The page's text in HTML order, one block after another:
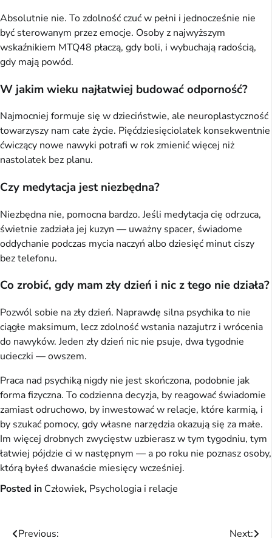
Absolutnie nie. To zdolność czuć w pełni i jednocześnie nie
być sterowanym przez emocje. Osoby z najwyższym
wskaźnikiem MTQ48 płaczą, gdy boli, i wybuchają radością,
gdy mają powód.
W jakim wieku najłatwiej budować odporność?
Najmocniej formuje się w dzieciństwie, ale neuroplastyczność
towarzyszy nam całe życie. Pięćdziesięciolatek konsekwentnie
ćwiczący nowe nawyki potrafi w rok zmienić więcej niż
nastolatek bez planu.
Czy medytacja jest niezbędna?
Niezbędna nie, pomocna bardzo. Jeśli medytacja cię odrzuca,
świetnie zadziała jej kuzyn — uważny spacer, świadome
oddychanie podczas mycia naczyń albo dziesięć minut ciszy
bez telefonu.
Co zrobić, gdy mam zły dzień i nic z tego nie działa?
Pozwól sobie na zły dzień. Naprawdę silna psychika to nie
ciągłe maksimum, lecz zdolność wstania nazajutrz i wrócenia
do nawyków. Jeden zły dzień nic nie psuje, dwa tygodnie
ucieczki — owszem.
Praca nad psychiką nigdy nie jest skończona, podobnie jak
forma fizyczna. To codzienna decyzja, by reagować świadomie
zamiast odruchowo, by inwestować w relacje, które karmią, i
by szukać pomocy, gdy własne narzędzia okazują się za małe.
Im więcej drobnych zwycięstw uzbierasz w tym tygodniu, tym
łatwiej pójdzie ci w następnym — a po roku nie poznasz osoby,
którą byłeś dwanaście miesięcy wcześniej.
Posted in Człowiek, Psychologia i relacje
Previous: Next: